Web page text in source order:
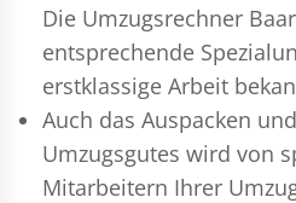
Die Umzugsrechner
entsprechende
erstklassige Arbeit
Auch das Auspacken
Umzugsgutes wird von
Mitarbeitern Ihrer